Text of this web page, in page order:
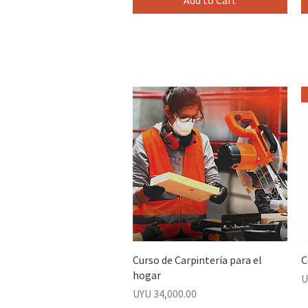
Curso de Carpintería para el
hogar
Price
UYU 34,000.00